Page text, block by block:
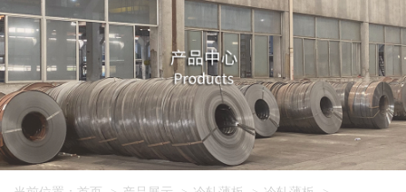
产品展示
关于我们
新闻资讯
在线留言